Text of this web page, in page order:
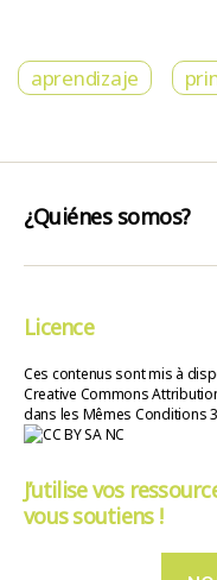
aprendizaje
¿Quiénes somos?
Licence
Ces contenus sont mis à
Creative Commons
dans les Mêmes Conditions
J’utilise vos
vous soutiens !